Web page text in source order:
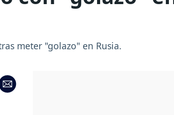
meter "golazo" en Rusia.